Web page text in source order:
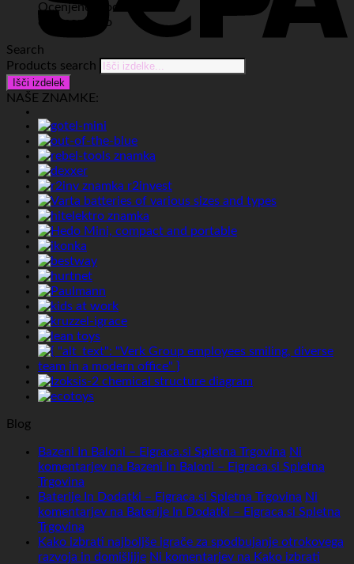
Sepa
Ocenjeno
od 5
od Anonimno
Search
Products search
Išči izdelek
NAŠE ZNAMKE:
Blog
Bazeni In Baloni – Eigraca.si Spletna Trgovina Ni
komentarjev na Bazeni In Baloni – Eigraca.si Spletna
Trgovina
Baterije In Dodatki – Eigraca.si Spletna Trgovina Ni
komentarjev na Baterije In Dodatki – Eigraca.si Spletna
Trgovina
Kako izbrati najboljše igrače za spodbujanje otrokovega
razvoja in domišljije Ni komentarjev na Kako izbrati